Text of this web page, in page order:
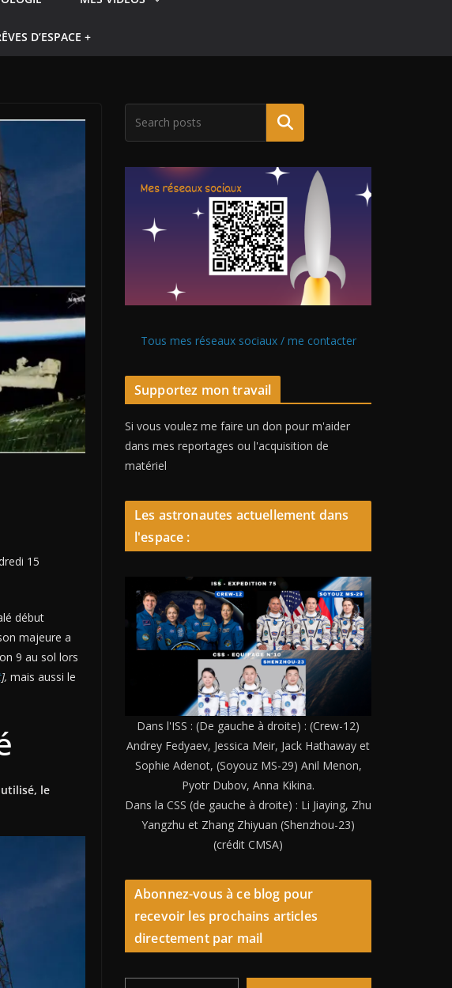
D’ESPACE +
15
début
majeure a
9 au sol lors
], mais aussi le
utilisé, le
Tous mes réseaux sociaux / me contacter
Supportez mon travail
Si vous voulez me faire un don pour m'aider
dans mes reportages ou l'acquisition de
matériel
Les astronautes actuellement dans
l'espace :
Dans l'ISS : (De gauche à droite) : (Crew-12)
Andrey Fedyaev, Jessica Meir, Jack Hathaway et
Sophie Adenot, (Soyouz MS-29) Anil Menon,
Pyotr Dubov, Anna Kikina.
Dans la CSS (de gauche à droite) : Li Jiaying, Zhu
Yangzhu et Zhang Zhiyuan (Shenzhou-23)
(crédit CMSA)
Abonnez-vous à ce blog pour
recevoir les prochains articles
directement par mail
Saisissez votre adresse e-mail…